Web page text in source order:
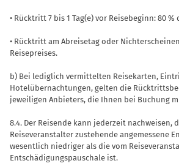
• Rücktritt 7 bis 1 Tag(e) vor Reisebeginn: 80 %
• Rücktritt am Abreisetag oder
Reisepreises.
b) Bei lediglich vermittelten Reisekarten,
Hotelüber­nachtungen, gelten die
jeweiligen Anbieters, die Ihnen bei Buchung
8.4. Der Reisende kann jederzeit nach­weisen,
Reiseveranstalter zustehende angemessene
wesentlich niedriger als die vom
Entschädigungs­pauschale ist.